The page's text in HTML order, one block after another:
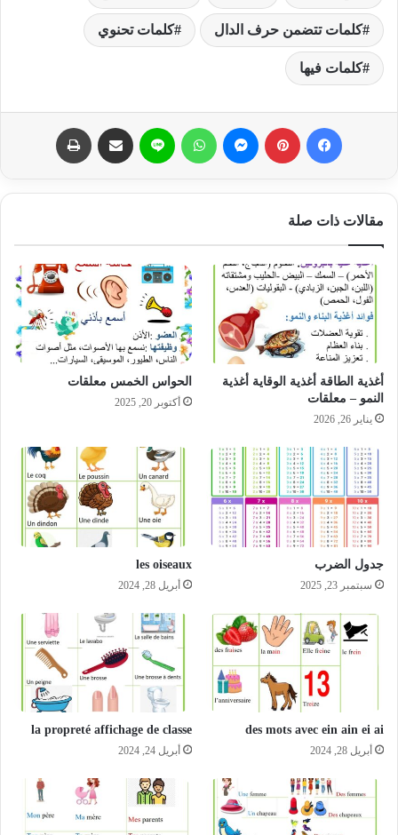
كلمات تتضمن حرف الدال كلمات تحنوي
كلمات فيها
مقالات ذات صلة
أغذية الطاقة أغذية الوقاية أغذية
النمو – معلقات
يناير 26, 2026
الحواس الخمس معلقات
أكتوبر 20, 2025
جدول الضرب
سبتمبر 23, 2025
les oiseaux
أبريل 28, 2024
des mots avec ein ain ei ai
أبريل 28, 2024
la propreté affichage de classe
أبريل 24, 2024